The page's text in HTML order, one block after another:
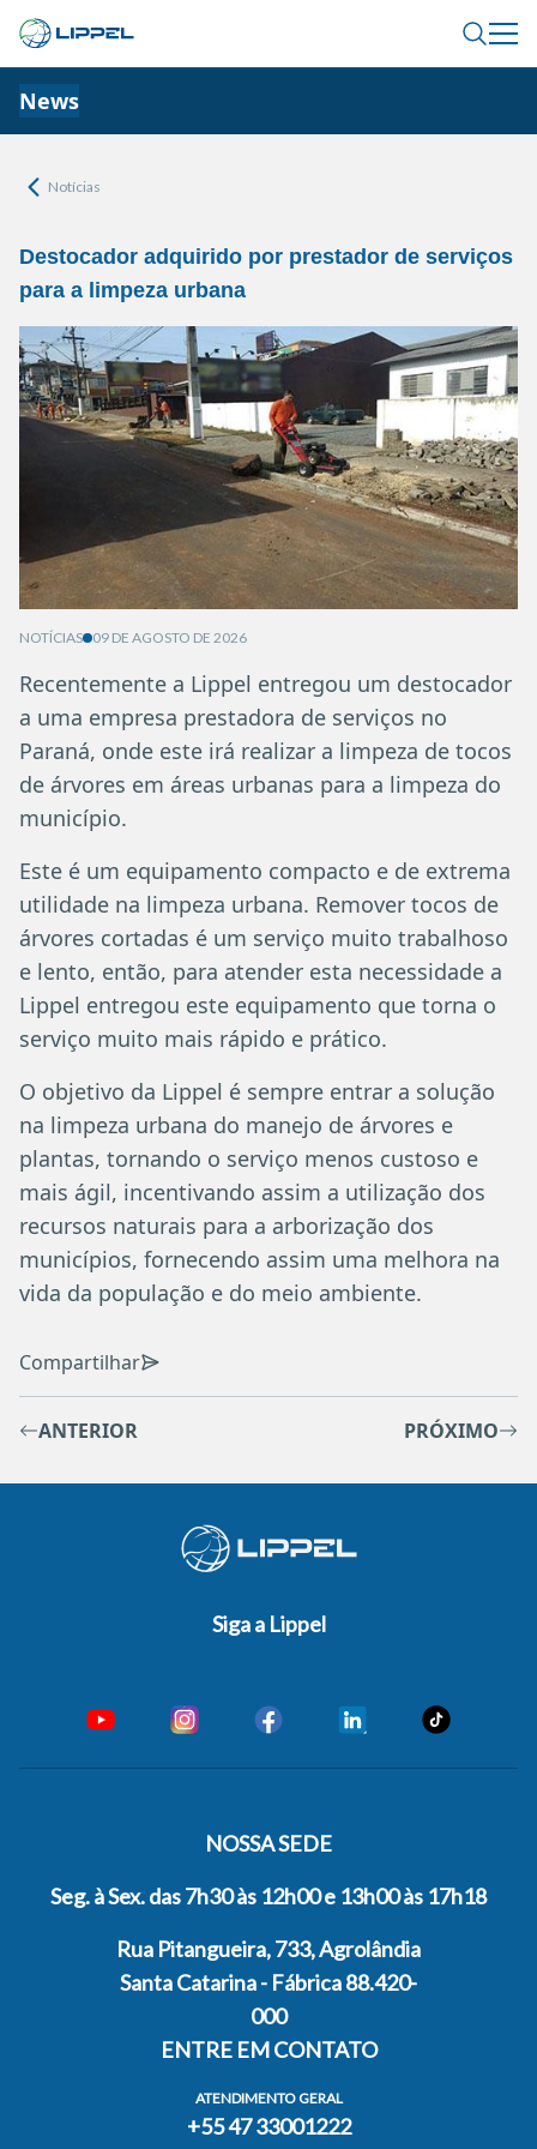
News
Notícias
Destocador adquirido por prestador de serviços
para a limpeza urbana
NOTÍCIAS 09 DE AGOSTO DE 2026
Recentemente a Lippel entregou um destocador
a uma empresa prestadora de serviços no
Paraná, onde este irá realizar a limpeza de tocos
de árvores em áreas urbanas para a limpeza do
município.
Este é um equipamento compacto e de extrema
utilidade na limpeza urbana. Remover tocos de
árvores cortadas é um serviço muito trabalhoso
e lento, então, para atender esta necessidade a
Lippel entregou este equipamento que torna o
serviço muito mais rápido e prático.
O objetivo da Lippel é sempre entrar a solução
na limpeza urbana do manejo de árvores e
plantas, tornando o serviço menos custoso e
mais ágil, incentivando assim a utilização dos
recursos naturais para a arborização dos
municípios, fornecendo assim uma melhora na
vida da população e do meio ambiente.
Compartilhar
ANTERIOR PRÓXIMO
Siga a Lippel
NOSSA SEDE
Seg. à Sex. das 7h30 às 12h00 e 13h00 às 17h18
Rua Pitangueira, 733, Agrolândia
Santa Catarina - Fábrica 88.420-
000
ENTRE EM CONTATO
ATENDIMENTO GERAL
+55 47 33001222